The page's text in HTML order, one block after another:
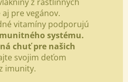
pre vegánov.
vitamíny podporujú
systému.
chuť pre našich
svojim deťom
imunity.